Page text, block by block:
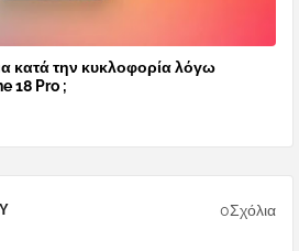
κατά την κυκλοφορία λόγω
18 Pro ;
0Σχόλια